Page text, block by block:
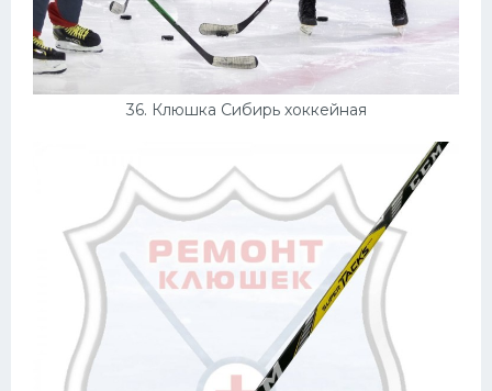
36. Клюшка Сибирь хоккейная